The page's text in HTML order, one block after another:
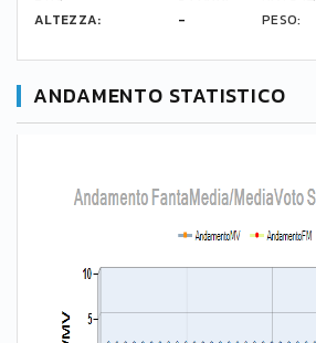
ALTEZZA:
- PESO:
ANDAMENTO STATISTICO